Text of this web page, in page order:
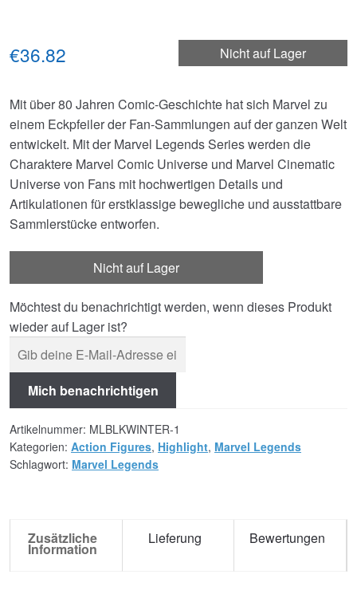
Nicht auf Lager
€36.82
Mit über 80 Jahren Comic-Geschichte hat sich Marvel zu
einem Eckpfeiler der Fan-Sammlungen auf der ganzen Welt
entwickelt. Mit der Marvel Legends Series werden die
Charaktere Marvel Comic Universe und Marvel Cinematic
Universe von Fans mit hochwertigen Details und
Artikulationen für erstklassige bewegliche und ausstattbare
Sammlerstücke entworfen.
Nicht auf Lager
Möchtest du benachrichtigt werden, wenn dieses Produkt
wieder auf Lager ist?
Mich benachrichtigen
Artikelnummer: MLBLKWINTER-1
Kategorien: Action Figures, Highlight, Marvel Legends
Schlagwort: Marvel Legends
Zusätzliche
Information
Lieferung Bewertungen